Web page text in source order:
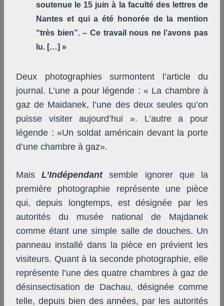
soutenue le 15 juin à la faculté des lettres de
Nantes et qui a été honorée de la mention
“très bien”. – Ce travail nous ne l’avons pas
lu. […] »
Deux photographies surmontent l’article du
journal. L’une a pour légende : « La chambre à
gaz de Maidanek, l’une des deux seules qu’on
puisse visiter aujourd’hui ». L’autre a pour
légende : «Un soldat américain devant la porte
d’une chambre à gaz».
MaisL’Indépendantsemble ignorer que la
première photographie représente une pièce
qui, depuis longtemps, est désignée par les
autorités du musée national de Majdanek
comme étant une simple salle de douches. Un
panneau installé dans la pièce en prévient les
visiteurs. Quant à la seconde photographie, elle
représente l’une des quatre chambres à gaz de
désinsectisation de Dachau, désignée comme
telle, depuis bien des années, par les autorités